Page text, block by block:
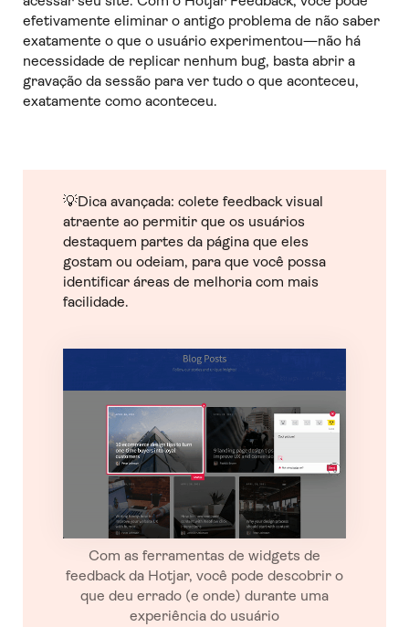
efetivamente eliminar o antigo problema de não saber
exatamente o que o usuário experimentou—não há
necessidade de replicar nenhum bug, basta abrir a
gravação da sessão para ver tudo o que aconteceu,
exatamente como aconteceu.
💡Dica avançada: colete feedback visual
atraente ao permitir que os usuários
destaquem partes da página que eles
gostam ou odeiam, para que você possa
identificar áreas de melhoria com mais
facilidade.
Com as ferramentas de widgets de
feedback da Hotjar, você pode descobrir o
que deu errado (e onde) durante uma
experiência do usuário